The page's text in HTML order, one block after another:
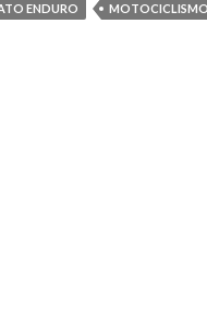
ENDURO MOTOCICLISMO